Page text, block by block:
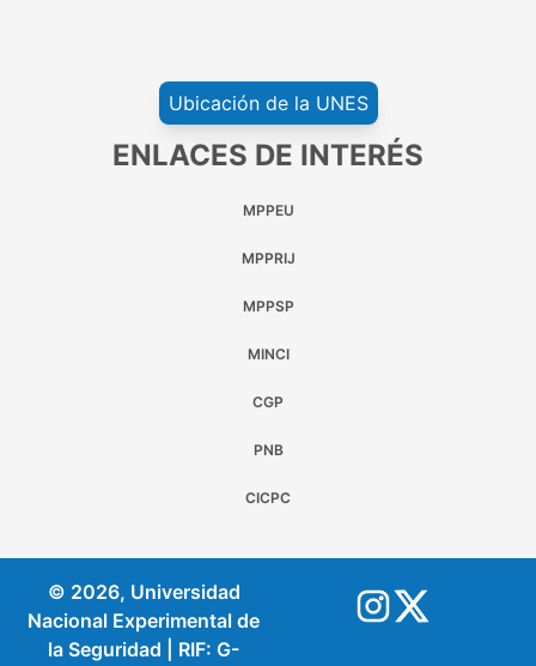
Ubicación de la UNES
ENLACES DE INTERÉS
MPPEU
MPPRIJ
MPPSP
MINCI
CGP
PNB
CICPC
© 2026, Universidad
Nacional Experimental de
la Seguridad | RIF: G-